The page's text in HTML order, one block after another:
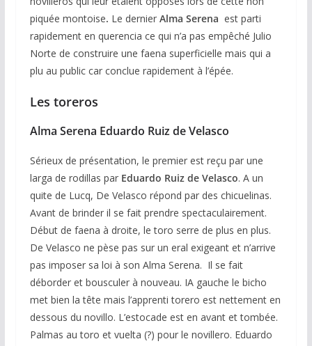
piquée montoise. Le dernier Alma Serena est parti
rapidement en querencia ce qui n’a pas empêché Julio
Norte de construire une faena superficielle mais qui a
plu au public car conclue rapidement à l’épée.
Les toreros
Alma Serena Eduardo Ruiz de Velasco
Sérieux de présentation, le premier est reçu par une
larga de rodillas par Eduardo Ruiz de Velasco. A un
quite de Lucq, De Velasco répond par des chicuelinas.
Avant de brinder il se fait prendre spectaculairement.
Début de faena à droite, le toro serre de plus en plus.
De Velasco ne pèse pas sur un eral exigeant et n’arrive
pas imposer sa loi à son Alma Serena. Il se fait
déborder et bousculer à nouveau. IA gauche le bicho
met bien la tête mais l’apprenti torero est nettement en
dessous du novillo. L’estocade est en avant et tombée.
Palmas au toro et vuelta (?) pour le novillero. Eduardo